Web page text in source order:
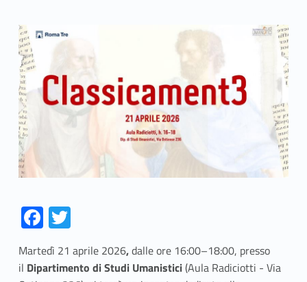
Link identifier archive #link-archive-thumb-soap-78843
Fa
ce
b
T
w
itt
Martedì 21 aprile 2026,dalle ore 16:00–18:00, presso
il Dipartimento di Studi Umanistici(Aula Radiciotti - Via